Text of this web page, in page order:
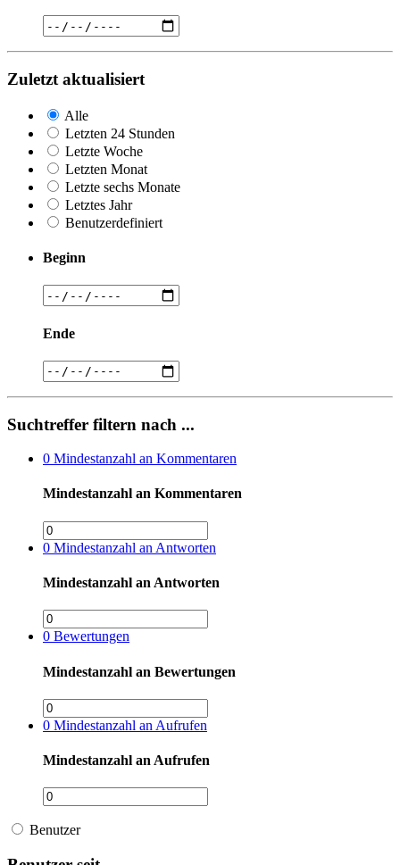
Zuletzt aktualisiert
Alle
Letzten 24 Stunden
Letzte Woche
Letzten Monat
Letzte sechs Monate
Letztes Jahr
Benutzerdefiniert
Beginn
Ende
Suchtreffer filtern nach ...
0 Mindestanzahl an Kommentaren
Mindestanzahl an Kommentaren
0 Mindestanzahl an Antworten
Mindestanzahl an Antworten
0 Bewertungen
Mindestanzahl an Bewertungen
0 Mindestanzahl an Aufrufen
Mindestanzahl an Aufrufen
Benutzer